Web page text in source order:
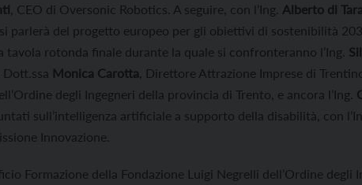
, CEO di Oversonic Robotics. A seguire, con l’Ing. Alberto di
parlerà del progetto europeo per gli obiettivi di sostenibilità
tavola rotonda finale durante la quale si confronteranno l’Ing.
Dott.ssa Monica Carotta , Direttore Attrazione Imprese di
degli Ingegneri della provincia di Trento, e ancora l’Ing.
sull’intelligenza artificiale a supporto della disabilità, con
Innovazione.
Formazione della Fondazione Luigi Negrelli dell’Ordine degli